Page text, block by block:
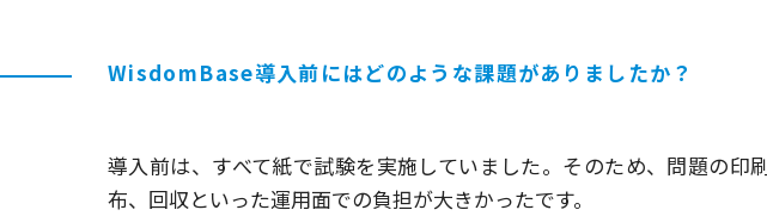
WisdomBase導入前にはどのような課題がありましたか？
導入前は、すべて紙で試験を実施していました。そのため、問題の印
布、回収といった運用面での負担が大きかったです。